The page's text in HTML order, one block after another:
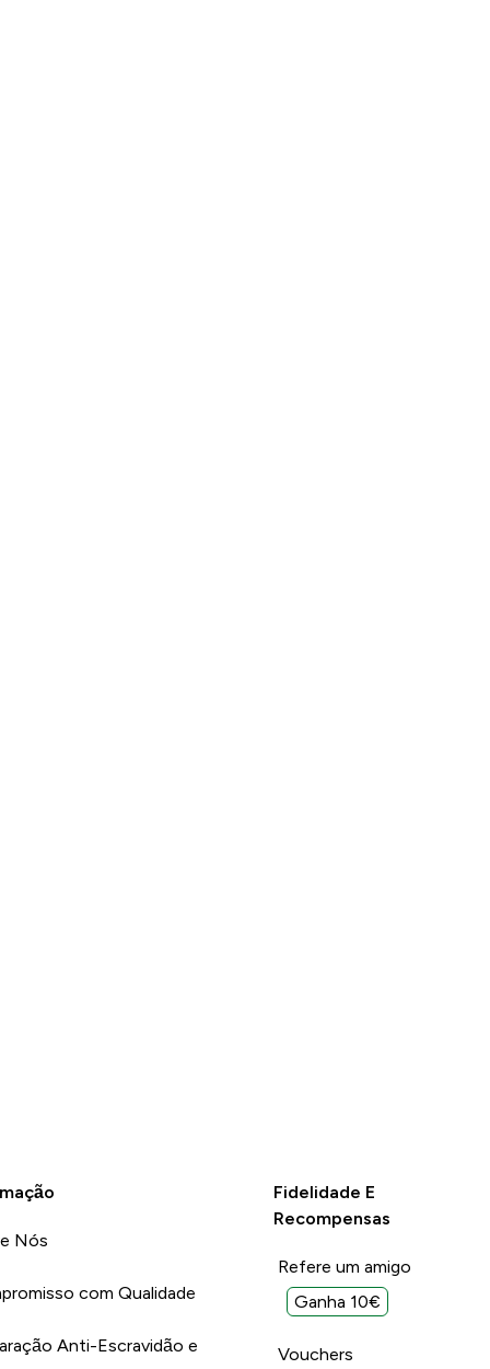
Nós
com Qualidade
Anti-Escravidão e
Fidelidade E
Recompensas
Refere um amigo
Ganha 10€
Vouchers